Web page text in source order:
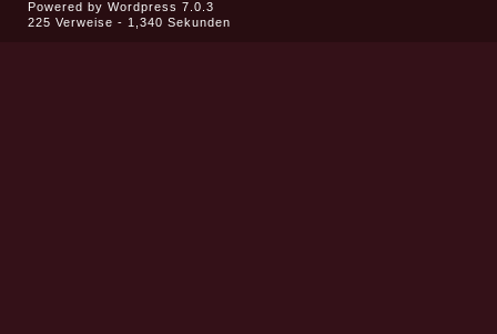
Powered by Wordpress 7.0.3
225 Verweise - 1,340 Sekunden